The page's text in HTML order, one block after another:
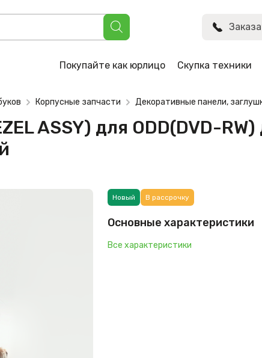
Покупайте как юрлицо Скупка техники
RW) для ноутбука Dell Latitude E6440, E6540,
Корпусные запчасти Декоративные панели,
ASSY) для ODD(DVD-
Новый В рассрочку
Основные характеристики
Все характеристики